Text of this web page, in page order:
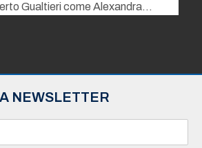
Gualtieri come Alexandra…
NEWSLETTER